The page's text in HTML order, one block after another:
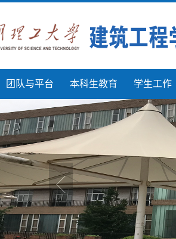
团队与平台 本科生教育 学生工作